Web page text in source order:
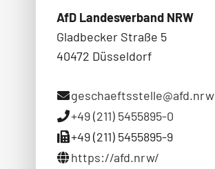
AfD Landesverband NRW
Gladbecker Straße 5
40472 Düsseldorf
geschaeftsstelle@afd.nrw
+49 (211) 5455895-0
+49 (211) 5455895-9
https://afd.nrw/